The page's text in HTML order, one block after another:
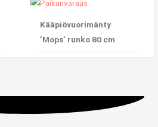
Kääpiövuorimänty
’Mops’ runko 80 cm